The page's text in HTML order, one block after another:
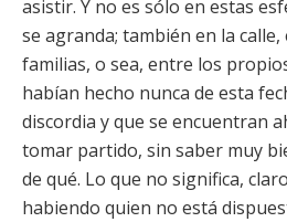
asistir. Y no es sólo en estas
se agranda; también en la
familias, o sea, entre los
habían hecho nunca de esta
discordia y que se encuentran
tomar partido, sin saber muy
de qué. Lo que no significa,
habiendo quien no está